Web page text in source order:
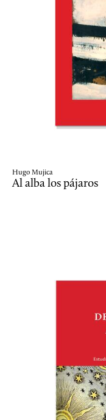
Hugo Mujica
Al alba los pájaros